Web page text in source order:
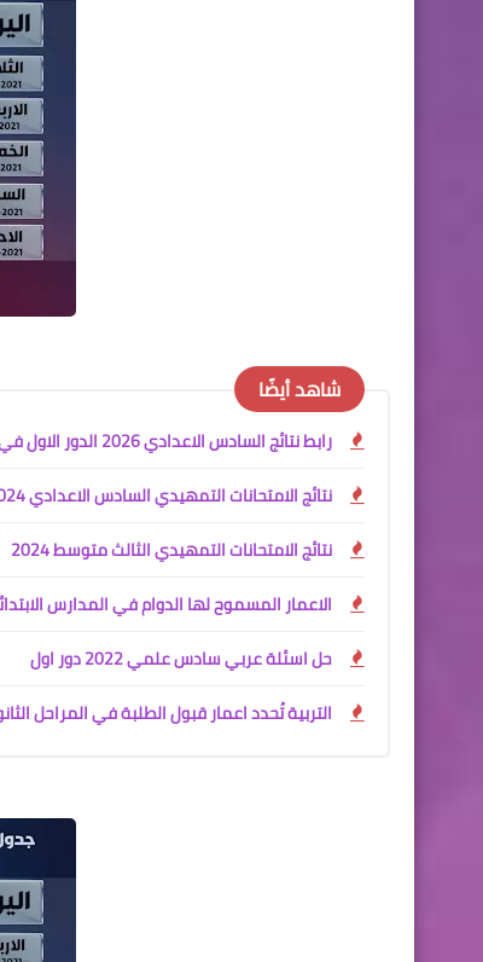
شاهد أيضًا
رابط نتائج السادس الاعدادي 2026 الدور الاول في العراق | موقع نتائجنا
نتائج الامتحانات التمهيدي السادس الاعدادي 2024
نتائج الامتحانات التمهيدي الثالث متوسط 2024
الاعمار المسموح لها الدوام في المدارس
حل اسئلة عربي سادس علمي 2022 دور اول
التربية تُحدد اعمار قبول الطلبة في المراحل الثانوية